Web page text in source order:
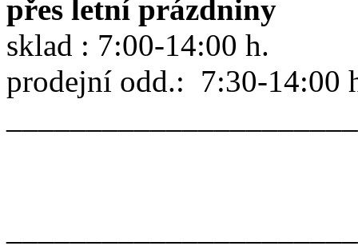
přes letní prázdniny
sklad : 7:00-14:00 h.
prodejní odd.: 7:30-14:00